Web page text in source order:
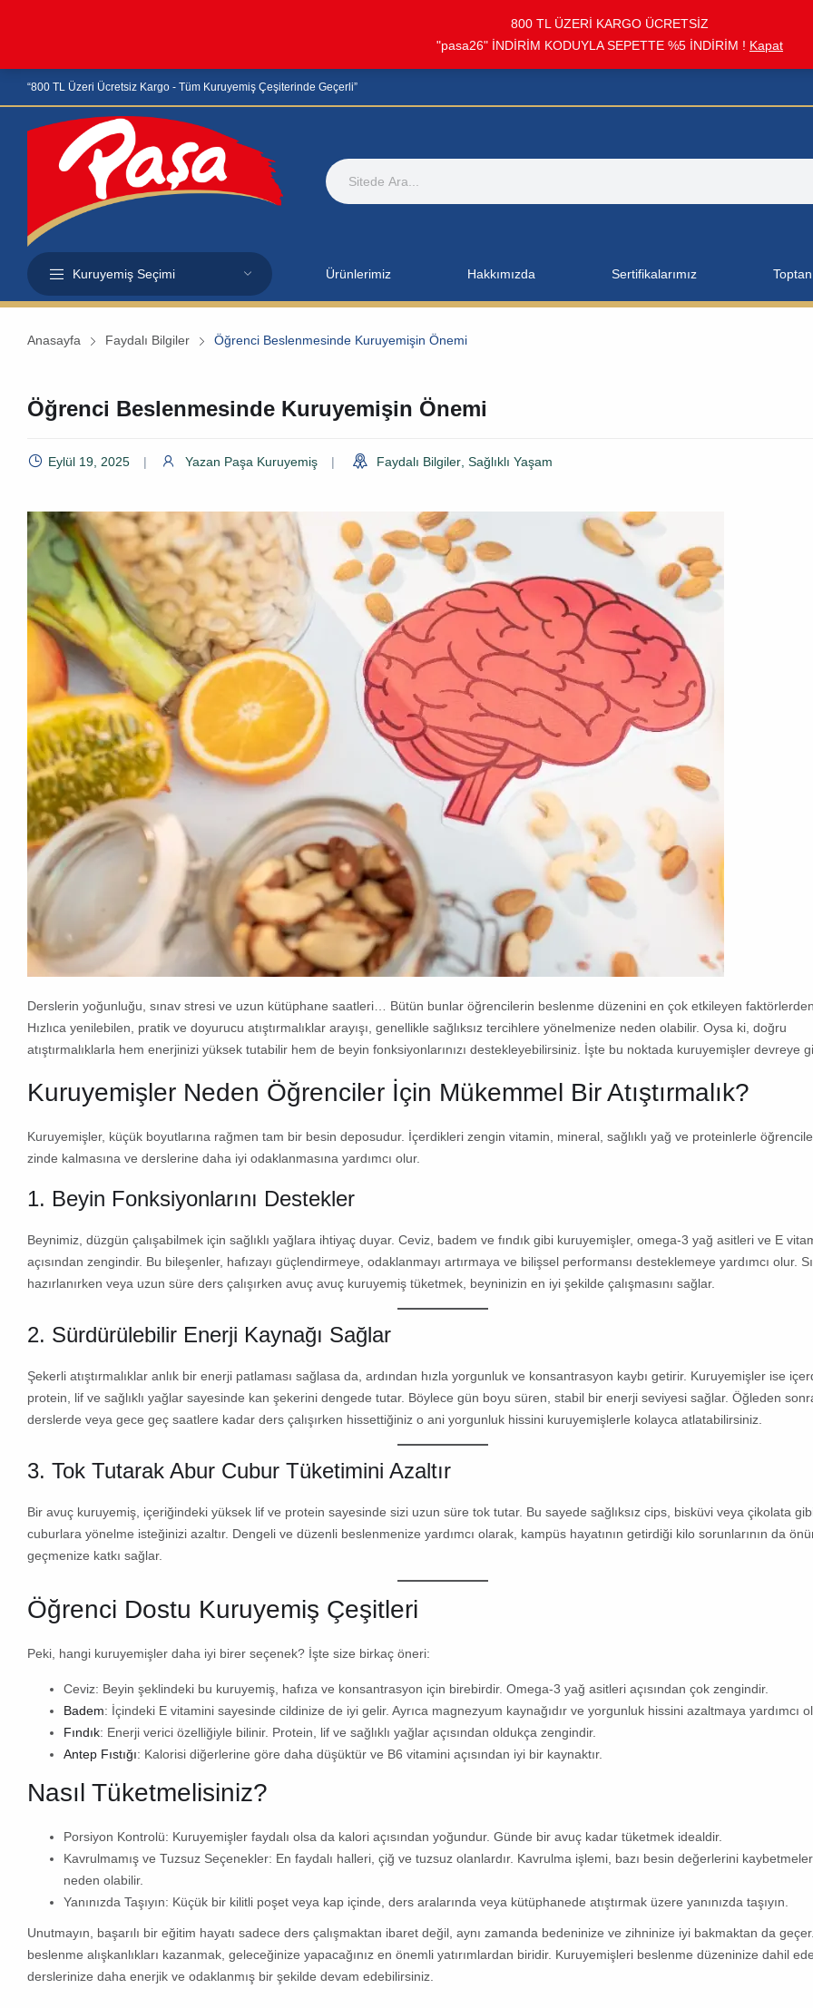
800 TL ÜZERİ KARGO ÜCRETSİZ
"pasa26" İNDİRİM KODUYLA SEPETTE %5 İNDİRİM ! Kapat
“800 TL Üzeri Ücretsiz Kargo - Tüm Kuruyemiş Çeşiterinde Geçerli”
Kuruyemiş Seçimi Ürünlerimiz Hakkımızda Sertifikalarımız
Anasayfa Faydalı Bilgiler Öğrenci Beslenmesinde Kuruyemişin Önemi
Öğrenci Beslenmesinde Kuruyemişin Önemi
Eylül 19, 2025 Yazan Paşa Kuruyemiş Faydalı Bilgiler Sağlıklı Yaşam
Derslerin yoğunluğu, sınav stresi ve uzun kütüphane saatleri… Bütün bunlar öğrencilerin beslenme düzenini en çok etkileyen
Hızlıca yenilebilen, pratik ve doyurucu atıştırmalıklar arayışı, genellikle sağlıksız tercihlere yönelmenize neden olabilir. Oysa ki, doğru
atıştırmalıklarla hem enerjinizi yüksek tutabilir hem de beyin fonksiyonlarınızı destekleyebilirsiniz. İşte bu noktada kuruyemişler devreye
Kuruyemişler Neden Öğrenciler İçin Mükemmel Bir Atıştırmalık?
Kuruyemişler, küçük boyutlarına rağmen tam bir besin deposudur. İçerdikleri zengin vitamin, mineral, sağlıklı yağ ve proteinlerle
zinde kalmasına ve derslerine daha iyi odaklanmasına yardımcı olur.
1. Beyin Fonksiyonlarını Destekler
Beynimiz, düzgün çalışabilmek için sağlıklı yağlara ihtiyaç duyar. Ceviz, badem ve fındık gibi kuruyemişler, omega-3 yağ asitleri ve E
açısından zengindir. Bu bileşenler, hafızayı güçlendirmeye, odaklanmayı artırmaya ve bilişsel performansı desteklemeye yardımcı olur.
hazırlanırken veya uzun süre ders çalışırken avuç avuç kuruyemiş tüketmek, beyninizin en iyi şekilde çalışmasını sağlar.
2. Sürdürülebilir Enerji Kaynağı Sağlar
Şekerli atıştırmalıklar anlık bir enerji patlaması sağlasa da, ardından hızla yorgunluk ve konsantrasyon kaybı getirir. Kuruyemişler ise
protein, lif ve sağlıklı yağlar sayesinde kan şekerini dengede tutar. Böylece gün boyu süren, stabil bir enerji seviyesi sağlar. Öğleden
derslerde veya gece geç saatlere kadar ders çalışırken hissettiğiniz o ani yorgunluk hissini kuruyemişlerle kolayca atlatabilirsiniz.
3. Tok Tutarak Abur Cubur Tüketimini Azaltır
Bir avuç kuruyemiş, içeriğindeki yüksek lif ve protein sayesinde sizi uzun süre tok tutar. Bu sayede sağlıksız cips, bisküvi veya çikolata
cuburlara yönelme isteğinizi azaltır. Dengeli ve düzenli beslenmenize yardımcı olarak, kampüs hayatının getirdiği kilo sorunlarının da
geçmenize katkı sağlar.
Öğrenci Dostu Kuruyemiş Çeşitleri
Peki, hangi kuruyemişler daha iyi birer seçenek? İşte size birkaç öneri:
Ceviz: Beyin şeklindeki bu kuruyemiş, hafıza ve konsantrasyon için birebirdir. Omega-3 yağ asitleri açısından çok zengindir.
Badem: İçindeki E vitamini sayesinde cildinize de iyi gelir. Ayrıca magnezyum kaynağıdır ve yorgunluk hissini azaltmaya yardımcı
Fındık: Enerji verici özelliğiyle bilinir. Protein, lif ve sağlıklı yağlar açısından oldukça zengindir.
Antep Fıstığı: Kalorisi diğerlerine göre daha düşüktür ve B6 vitamini açısından iyi bir kaynaktır.
Nasıl Tüketmelisiniz?
Porsiyon Kontrolü: Kuruyemişler faydalı olsa da kalori açısından yoğundur. Günde bir avuç kadar tüketmek idealdir.
Kavrulmamış ve Tuzsuz Seçenekler: En faydalı halleri, çiğ ve tuzsuz olanlardır. Kavrulma işlemi, bazı besin değerlerini
neden olabilir.
Yanınızda Taşıyın: Küçük bir kilitli poşet veya kap içinde, ders aralarında veya kütüphanede atıştırmak üzere yanınızda taşıyın.
Unutmayın, başarılı bir eğitim hayatı sadece ders çalışmaktan ibaret değil, aynı zamanda bedeninize ve zihninize iyi bakmaktan da
beslenme alışkanlıkları kazanmak, geleceğinize yapacağınız en önemli yatırımlardan biridir. Kuruyemişleri beslenme düzeninize dahil
derslerinize daha enerjik ve odaklanmış bir şekilde devam edebilirsiniz.